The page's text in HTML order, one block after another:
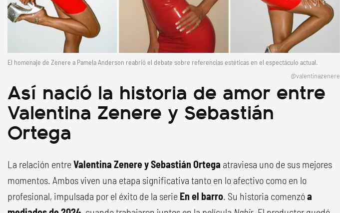
El homenaje de Zenere a Pamela Anderson reabrió el debate sobre referencias estéticas en el espectáculo actual.
@valentinazenere
Así nació la historia de amor entre
Valentina Zenere y Sebastián
Ortega
La relación entreValentina Zenere y Sebastián Ortega atraviesa uno de sus mejores
momentos. Ambos viven una etapa significativa tanto en lo afectivo como en lo
profesional, impulsada por el éxito de la serie En el barro . Su historia comenzóa